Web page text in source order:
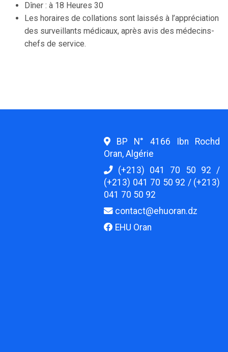
Dîner : à 18 Heures 30
Les horaires de collations sont laissés à l’appréciation
des surveillants médicaux, après avis des médecins-
chefs de service.
BP N° 4166 Ibn Rochd
Oran, Algérie
(+213) 041 70 50 92 /
(+213) 041 70 50 92 / (+213)
041 70 50 92
contact@ehuoran.dz
EHU Oran